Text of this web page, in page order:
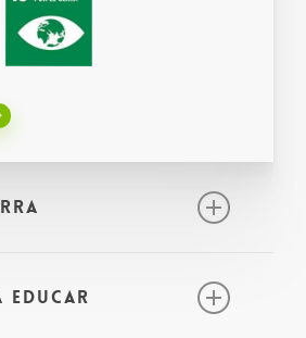
transformar la vida de
mujeres y hombres,
Educar